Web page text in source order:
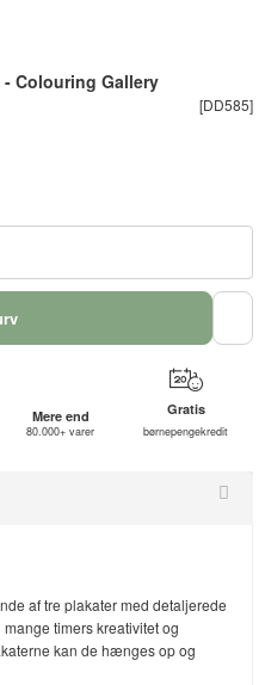
- Colouring Gallery
[DD585]
Mere end
80.000+ varer
Gratis
børnepengekredit
af tre plakater med detaljerede
timers kreativitet og
kan de hænges op og